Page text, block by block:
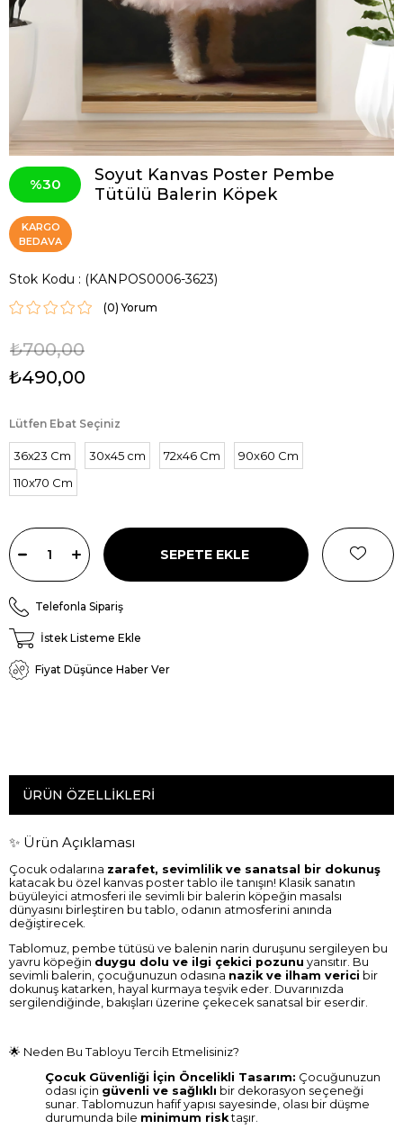
30
Soyut Kanvas Poster Pembe
Tütülü Balerin Köpek
KARGO
BEDAVA
Stok Kodu (KANPOS0006-3623)
(0)
₺700,00
₺490,00
Lütfen Ebat Seçiniz
36x23 Cm 30x45 cm 72x46 Cm
90x60 Cm
110x70 Cm
Telefonla Sipariş
İstek Listeme Ekle
Fiyat Düşünce Haber Ver
ÜRÜN ÖZELLIKLERI
✨ Ürün Açıklaması
Çocuk odalarına zarafet, sevimlilik ve sanatsal bir dokunuş
katacak bu özel kanvas poster tablo ile tanışın! Klasik sanatın
büyüleyici atmosferi ile sevimli bir balerin köpeğin masalsı
dünyasını birleştiren bu tablo, odanın atmosferini anında
değiştirecek.
Tablomuz, pembe tütüsü ve balenin narin duruşunu sergileyen bu
yavru köpeğin duygu dolu ve ilgi çekici pozunu yansıtır. Bu
sevimli balerin, çocuğunuzun odasına nazik ve ilham verici bir
dokunuş katarken, hayal kurmaya teşvik eder. Duvarınızda
sergilendiğinde, bakışları üzerine çekecek sanatsal bir eserdir.
🌟 Neden Bu Tabloyu Tercih Etmelisiniz?
Çocuk Güvenliği İçin Öncelikli Tasarım: Çocuğunuzun
odası için güvenli ve sağlıklı bir dekorasyon seçeneği
sunar. Tablomuzun hafif yapısı sayesinde, olası bir düşme
durumunda bile minimum risktaşır.